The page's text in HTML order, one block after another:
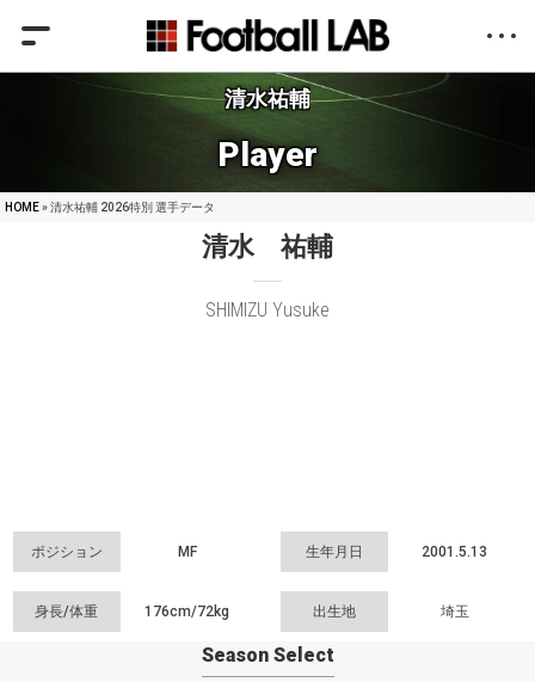
清水祐輔
Player
HOME» 清水祐輔 2026特別 選手データ
清水 祐輔
SHIMIZU Yusuke
ポジション MF 生年月日 2001.5.13
身長/体重 176cm/72kg 出生地 埼玉
Season Select